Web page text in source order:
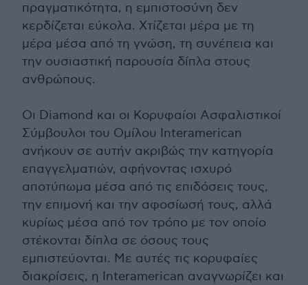
πραγματικότητα, η εμπιστοσύνη δεν
κερδίζεται εύκολα. Χτίζεται μέρα με τη
μέρα μέσα από τη γνώση, τη συνέπεια και
την ουσιαστική παρουσία δίπλα στους
ανθρώπους.
Οι Diamond και οι Κορυφαίοι Ασφαλιστικοί
Σύμβουλοι του Ομίλου Interamerican
ανήκουν σε αυτήν ακριβώς την κατηγορία
επαγγελματιών, αφήνοντας ισχυρό
αποτύπωμα μέσα από τις επιδόσεις τους,
την επιμονή και την αφοσίωσή τους, αλλά
κυρίως μέσα από τον τρόπο με τον οποίο
στέκονται δίπλα σε όσους τους
εμπιστεύονται. Με αυτές τις κορυφαίες
διακρίσεις, η Interamerican αναγνωρίζει και